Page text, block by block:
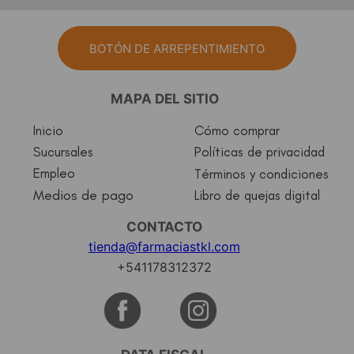
BOTÓN DE ARREPENTIMIENTO
MAPA DEL SITIO
Inicio
Sucursales
Empleo
Medios de pago
Cómo comprar
Políticas de privacidad
Términos y condiciones
Libro de quejas digital
CONTACTO
tienda@farmaciastkl.com
+541178312372